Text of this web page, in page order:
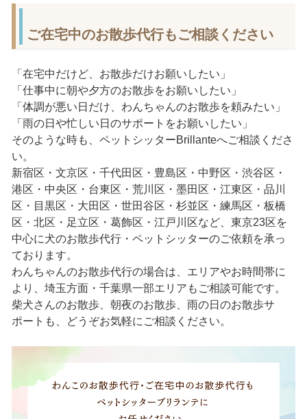
ご在宅中のお散歩代行もご相談ください
「在宅中だけど、お散歩だけお願いしたい」
「仕事中に朝や夕方のお散歩をお願いしたい」
「体調が悪い日だけ、わんちゃんのお散歩を頼みたい」
「雨の日や忙しい日のサポートをお願いしたい」
そのような時も、ペットシッターBrillanteへご相談くださ
い。
新宿区・文京区・千代田区・豊島区・中野区・渋谷区・
港区・中央区・台東区・荒川区・墨田区・江東区・品川
区・目黒区・大田区・世田谷区・杉並区・練馬区・板橋
区・北区・足立区・葛飾区・江戸川区など、東京23区を
中心に犬のお散歩代行・ペットシッターのご依頼を承っ
ております。
わんちゃんのお散歩代行の場合は、エリアやお時間帯に
より、埼玉方面・千葉県一部エリアもご相談可能です。
柴犬さんのお散歩、朝夜のお散歩、雨の日のお散歩サ
ポートも、どうぞお気軽にご相談ください。